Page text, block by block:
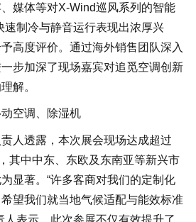
媒体等对X-Wind巡风系列的智能
速制冷与静音运行表现出浓厚兴
高度评价。通过海外销售团队深入
步加深了现场嘉宾对追觅空调创新
解。
空调、除湿机
人透露，本次展会现场达成超过
其中中东、东欧及东南亚等新兴市
显著。“许多客商对我们的定制化
望我们就当地气候适配与能效标准
人表示，此次参展不仅有效提升了